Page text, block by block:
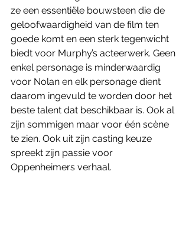
ze een essentiële bouwsteen die de
geloofwaardigheid van de film ten
goede komt en een sterk tegenwicht
biedt voor Murphy’s acteerwerk. Geen
enkel personage is minderwaardig
voor Nolan en elk personage dient
daarom ingevuld te worden door het
beste talent dat beschikbaar is. Ook al
zijn sommigen maar voor één scène
te zien. Ook uit zijn casting keuze
spreekt zijn passie voor
Oppenheimers verhaal.